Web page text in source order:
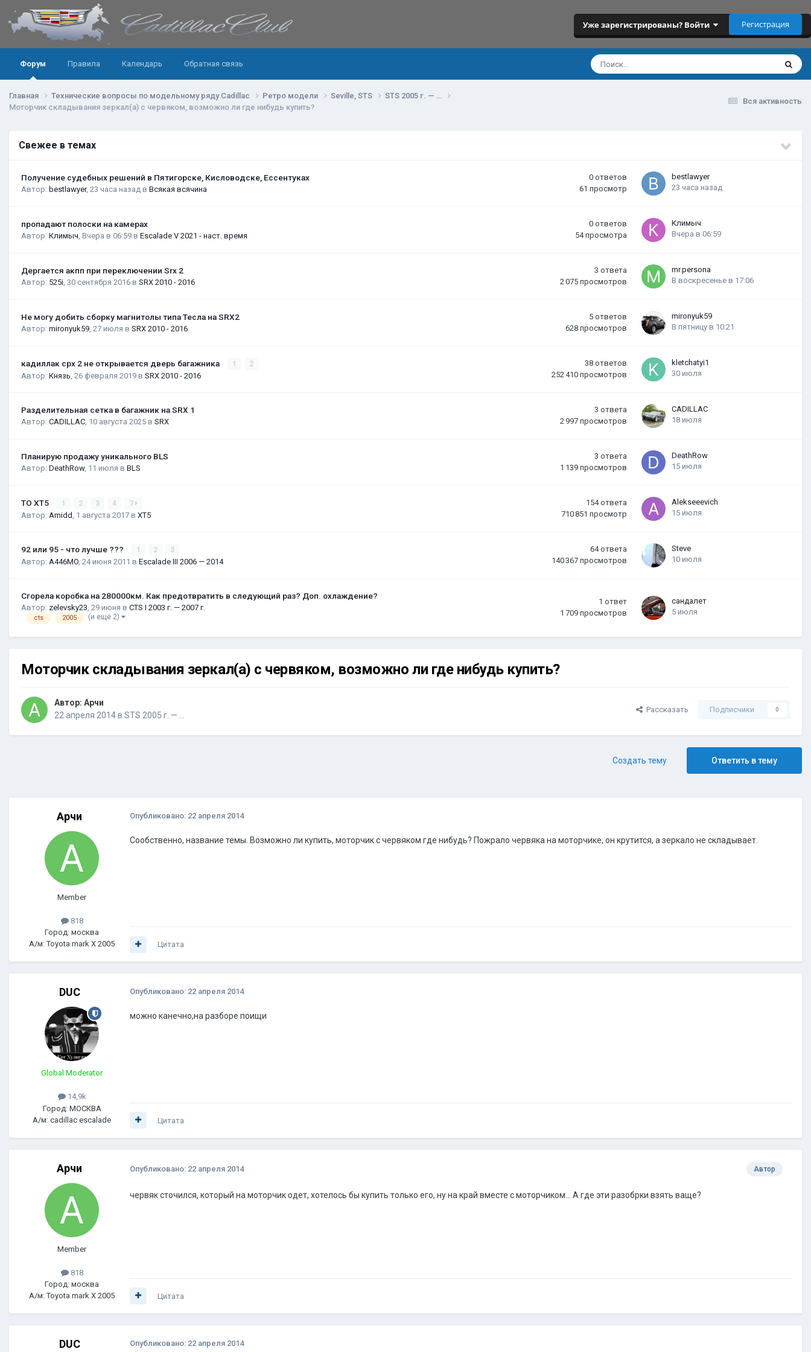
Уже зарегистрированы? Войти Регистрация
Форум Правила Календарь Обратная связь
Вся активность
Главная Технические вопросы по модельному ряду Cadillac Ретро модели Seville, STS
STS 2005 г. — …
Моторчик складывания зеркал(а) с червяком, возможно ли где нибудь купить?
Свежее в темах
Получение судебных решений в Пятигорске, Кисловодске, Ессентуках
Автор: bestlawyer, 23 часа назад в Всякая всячина
0 ответов
61 просмотр
bestlawyer
23 часа назад
пропадают полоски на камерах
Автор: Климыч Вчера в 06:59 в Escalade V 2021 - наст. время
0 ответов
54 просмотра
Климыч
Вчера в 06:59
Дергается акпп при переключении Srx 2
Автор: 525i 30 сентября 2016 в SRX 2010 - 2016
3 ответа
2 075 просмотров
mr.persona
В воскресенье в 17:06
Не могу добить сборку магнитолы типа Тесла на SRX2
Автор: mironyuk59 27 июля в SRX 2010 - 2016
5 ответов
628 просмотров
mironyuk59
В пятницу в 10:21
кадиллак срх 2 не открывается дверь багажника 1 2
Автор: Князь 26 февраля 2019 в SRX 2010 - 2016
38 ответов
252 410 просмотров
kletchatyi1
30 июля
Разделительная сетка в багажник на SRX 1
Автор: CADILLAC 10 августа 2025 в SRX
3 ответа
2 997 просмотров
CADILLAC
18 июля
Планирую продажу уникального BLS
Автор: DeathRow, 11 июля в BLS
3 ответа
1 139 просмотров
DeathRow
15 июля
ТО XT5 1 2 3 4 7
Автор: Amidd 1 августа 2017 в XT5
154 ответа
710 851 просмотр
Alekseeevich
15 июля
92 или 95 - что лучше ??? 1 2 3
Автор: A446MO 24 июня 2011 в Escalade III 2006 — 2014
64 ответа
140 367 просмотров
Steve
10 июля
Сгорела коробка на 280000км. Как предотвратить в следующий раз? Доп. охлаждение?
Автор: zelevsky23 29 июня в CTS I 2003 г. — 2007 г.
cts 2005 (и ещё 2)
1 ответ
1 709 просмотров
сандалет
5 июля
Моторчик складывания зеркал(а) с червяком, возможно ли где нибудь купить?
Автор: Арчи
22 апреля 2014в STS 2005 г. — …
Рассказать Подписчики 0
Ответить в тему
Создать тему
Арчи
Member
818
Город: москва
А/м: Toyota mark X 2005
Опубликовано: 22 апреля 2014
Сообственно, название темы. Возможно ли купить, моторчик с червяком где нибудь? Пожрало червяка на моторчике, он крутится, а зеркало не складывает.
Цитата
DUC
Global Moderator
14,9k
Город: МОСКВА
А/м: cadillac escalade
Опубликовано: 22 апреля 2014
можно канечно,на разборе поищи
Цитата
Арчи
Member
818
Город: москва
А/м: Toyota mark X 2005
Автор
Опубликовано: 22 апреля 2014
червяк сточился, который на моторчик одет, хотелось бы купить только его, ну на край вместе с моторчиком... А где эти разобрки взять ваще?
Цитата
DUC Опубликовано: 22 апреля 2014